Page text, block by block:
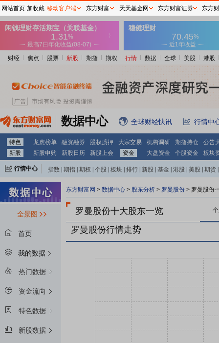
财经 焦点 股票 新股 期指 期权 行情 数据 全球 美股 港股
数据中心 全球财经快讯 行情中
特色 龙虎榜单 融资融券 股权质押 大宗交易 机构调研 期指持仓
公告
新股
新股申购 新股日历 新股上会 资金 大盘资金 个股资金 板块
行情中心 指数 期指 期权 个股 板块 排行 新股 基金 港股 美股 期货
全景图
首页
我的数据
热门数据
资金流向
特色数据
新股数据
东方财富网 > 数据中心 > 股东分析 > 罗曼股份 > 罗曼股份-
罗曼股份十大股东一览
罗曼股份行情走势
网站首页 加收藏 移动客户端 东方财富 天天基金网 东方财富证券 东方